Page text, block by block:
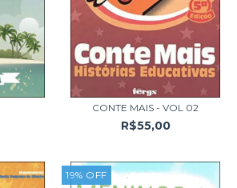
CONTE MAIS - VOL 02
R$55,00
19% OFF